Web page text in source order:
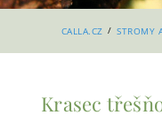
CALLA.CZ / STROMY
Krasec